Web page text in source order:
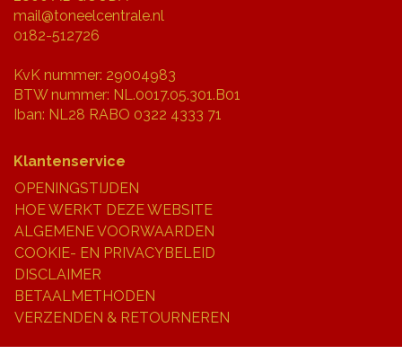
mail@toneelcentrale.nl
0182-512726
KvK nummer: 29004983
BTW nummer: NL.0017.05.301.B01
Iban: NL28 RABO 0322 4333 71
Klantenservice
OPENINGSTIJDEN
HOE WERKT DEZE WEBSITE
ALGEMENE VOORWAARDEN
COOKIE- EN PRIVACYBELEID
DISCLAIMER
BETAALMETHODEN
VERZENDEN & RETOURNEREN